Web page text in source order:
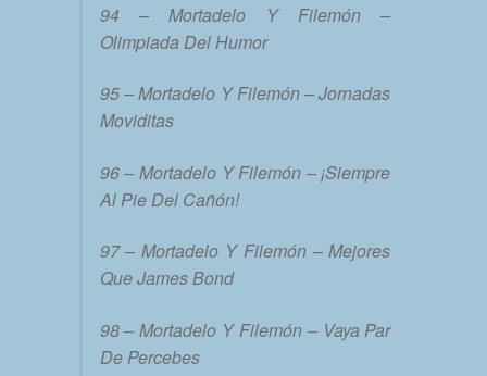
94 – Mortadelo Y Filemón –
Olimpiada Del Humor
95 – Mortadelo Y Filemón – Jornadas
Moviditas
96 – Mortadelo Y Filemón – ¡Siempre
Al Pie Del Cañón!
97 – Mortadelo Y Filemón – Mejores
Que James Bond
98 – Mortadelo Y Filemón – Vaya Par
De Percebes